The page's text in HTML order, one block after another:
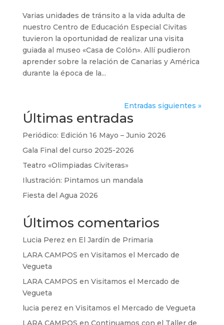
Varias unidades de tránsito a la vida adulta de
nuestro Centro de Educación Especial Civitas
tuvieron la oportunidad de realizar una visita
guiada al museo «Casa de Colón». Allí pudieron
aprender sobre la relación de Canarias y América
durante la época de la...
Entradas siguientes »
Últimas entradas
Periódico: Edición 16 Mayo – Junio 2026
Gala Final del curso 2025-2026
Teatro «Olimpiadas Civiteras»
Ilustración: Pintamos un mandala
Fiesta del Agua 2026
Últimos comentarios
Lucia Perez en El Jardín de Primaria
LARA CAMPOS en Visitamos el Mercado de
Vegueta
LARA CAMPOS en Visitamos el Mercado de
Vegueta
lucia perez en Visitamos el Mercado de Vegueta
LARA CAMPOS en Continuamos con el Taller de